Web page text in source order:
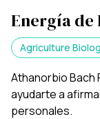
Energía de
Agriculture
Athanorbio Bach
ayudarte a
personales.